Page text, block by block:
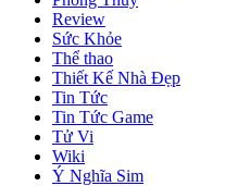
Review
Sức Khỏe
Thể thao
Thiết Kế Nhà Đẹp
Tin Tức
Tin Tức Game
Tử Vi
Wiki
Ý Nghĩa Sim